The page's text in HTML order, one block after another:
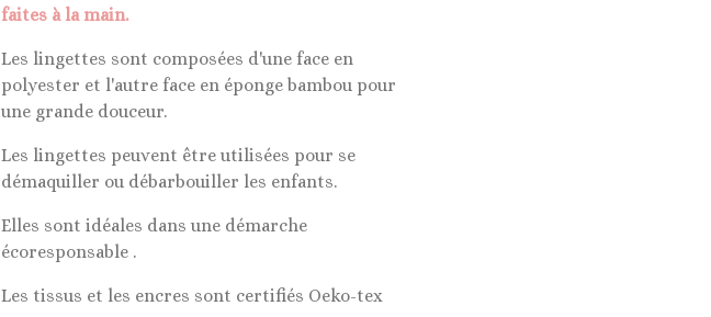
faites à la main.
Les lingettes sont composées d'une face en
polyester et l'autre face en éponge bambou pour
une grande douceur.
Les lingettes peuvent être utilisées pour se
démaquiller ou débarbouiller les enfants.
Elles sont idéales dans une démarche
écoresponsable .
Les tissus et les encres sont certifiés Oeko-tex